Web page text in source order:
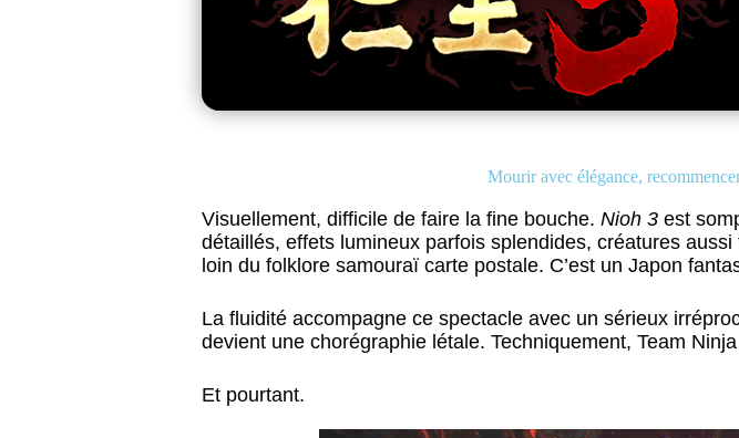
Mourir avec élégance,
Visuellement, difficile de faire la fine bouche. Nioh 3 est
détaillés, effets lumineux parfois splendides, créatures
loin du folklore samouraï carte postale. C’est un Japon
La fluidité accompagne ce spectacle avec un sérieux
devient une chorégraphie létale. Techniquement, Team
Et pourtant.